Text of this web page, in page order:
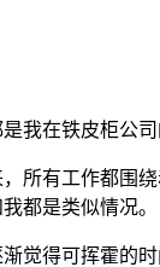
我在铁皮柜公
所有工作都围
都是类似情况。
觉得可挥霍的